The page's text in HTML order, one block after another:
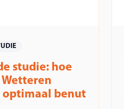
studie: hoe
optimaal benut